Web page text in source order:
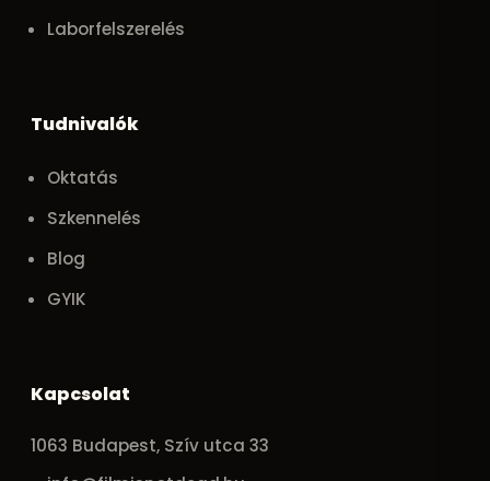
Laborfelszerelés
Tudnivalók
Oktatás
Szkennelés
Blog
GYIK
Kapcsolat
1063 Budapest, Szív utca 33